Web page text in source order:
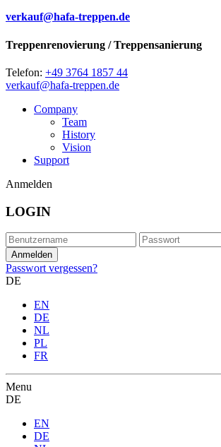
verkauf@hafa-treppen.de
Treppenrenovierung / Treppensanierung
Telefon: +49 3764 1857 44
verkauf@hafa-treppen.de
Company
Team
History
Vision
Support
Anmelden
LOGIN
Passwort vergessen?
DE
EN
DE
NL
PL
FR
Menu
DE
EN
DE